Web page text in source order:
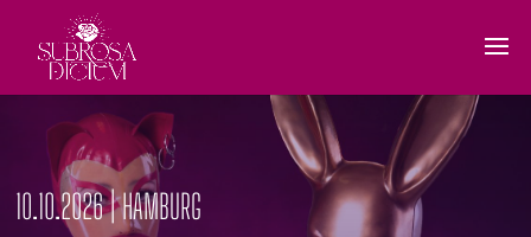
10.10.2026 | HAMBURG